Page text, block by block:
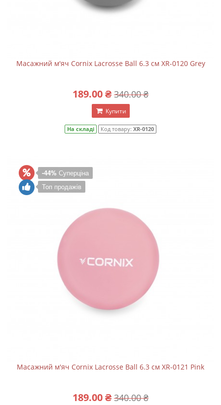
Масажний м'яч Cornix Lacrosse Ball 6.3 см XR-0120 Grey
189.00 ₴ 340.00 ₴
Купити
На складі Код товару: XR-0120
-44% Суперціна
Топ продажів
Масажний м'яч Cornix Lacrosse Ball 6.3 см XR-0121 Pink
189.00 ₴ 340.00 ₴